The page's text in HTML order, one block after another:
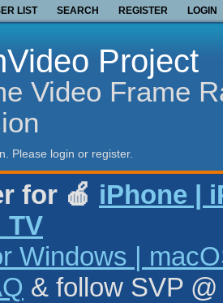
LIST SEARCH REGISTER LOGIN
Project
Video Frame
Please login or register.
for 🍎 iPhone |
TV
Windows |
& follow SVP